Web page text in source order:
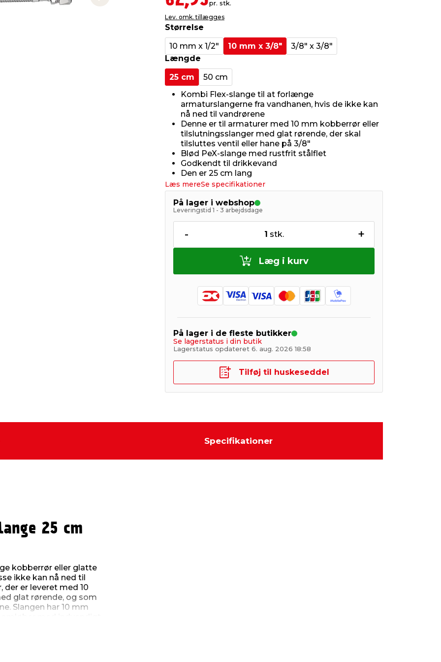
Next slide pr. stk.
Lev. omk. tillægges
Størrelse
10 mm x 1/2"
10 mm x 3/8"
3/8" x 3/8"
Længde
25 cm
50 cm
Kombi Flex-slange til at forlænge
armaturslangerne fra vandhanen, hvis de ikke kan
nå ned til vandrørene
Denne er til armaturer med 10 mm kobberrør eller
tilslutningsslanger med glat rørende, der skal
tilsluttes ventil eller hane på 3/8"
Blød PeX-slange med rustfrit stålflet
Godkendt til drikkevand
Den er 25 cm lang
Læs mereSe specifikationer
På lager i webshop
Leveringstid 1 - 3 arbejdsdage
- 1 stk. +
Læg i kurv
På lager i de fleste butikker
Se lagerstatus i din butik
Lagerstatus opdateret 6. aug. 2026 18:58
Tilføj til huskeseddel
Specifikationer
25 cm
kobberrør eller glatte
ikke kan nå ned til
der er leveret med 10
glat rørende, og som
Slangen har 10 mm